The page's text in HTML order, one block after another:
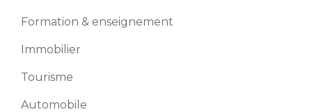
Formation & enseignement
Immobilier
Tourisme
Automobile